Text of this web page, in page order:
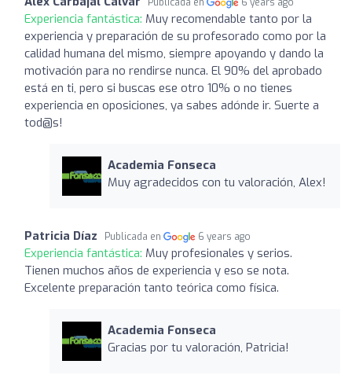
Experiencia fantástica: Muy recomendable tanto por la
experiencia y preparación de su profesorado como por la
calidad humana del mismo, siempre apoyando y dando la
motivación para no rendirse nunca. El 90% del aprobado
está en ti, pero si buscas ese otro 10% o no tienes
experiencia en oposiciones, ya sabes adónde ir. Suerte a
tod@s!
Academia Fonseca
Muy agradecidos con tu valoración, Alex!
Patricia Díaz Publicada en 6 years ago
Experiencia fantástica: Muy profesionales y serios.
Tienen muchos años de experiencia y eso se nota.
Excelente preparación tanto teórica como física.
Academia Fonseca
Gracias por tu valoración, Patricia!